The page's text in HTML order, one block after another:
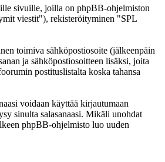
sivuille, joilla on phpBB-ohjelmiston
viestit"), rekisteröityminen "SPL
toimiva sähköpostiosoite (jälkeenpäin
ja sähköpostiosoitteen lisäksi, joita
postituslistalta koska tahansa
voidaan käyttää kirjautumaan
sinulta salasanaasi. Mikäli unohdat
phpBB-ohjelmisto luo uuden